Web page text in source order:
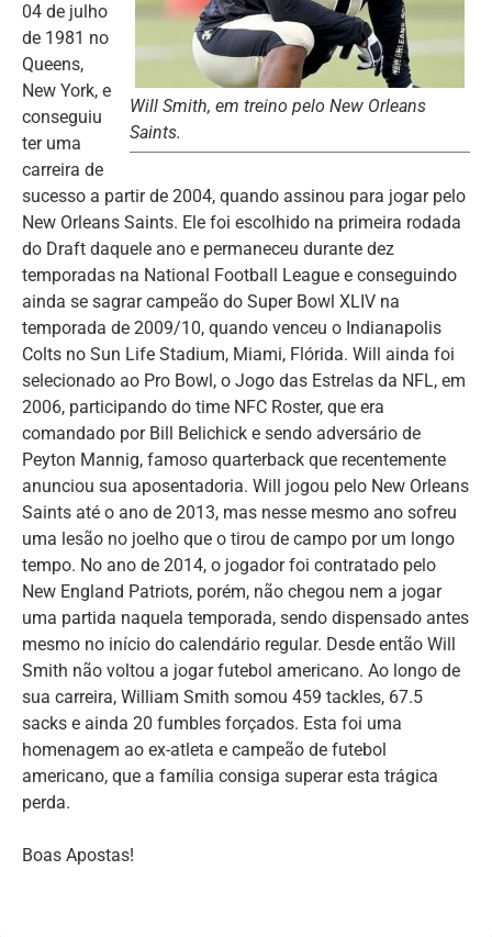
Will Smith, em treino pelo New Orleans
Saints.
04 de julho
de 1981 no
Queens,
New York, e
conseguiu
ter uma
carreira de
sucesso a partir de 2004, quando assinou para jogar pelo
New Orleans Saints. Ele foi escolhido na primeira rodada
do Draft daquele ano e permaneceu durante dez
temporadas na National Football League e conseguindo
ainda se sagrar campeão do Super Bowl XLIV na
temporada de 2009/10, quando venceu o Indianapolis
Colts no Sun Life Stadium, Miami, Flórida. Will ainda foi
selecionado ao Pro Bowl, o Jogo das Estrelas da NFL, em
2006, participando do time NFC Roster, que era
comandado por Bill Belichick e sendo adversário de
Peyton Mannig, famoso quarterback que recentemente
anunciou sua aposentadoria. Will jogou pelo New Orleans
Saints até o ano de 2013, mas nesse mesmo ano sofreu
uma lesão no joelho que o tirou de campo por um longo
tempo. No ano de 2014, o jogador foi contratado pelo
New England Patriots, porém, não chegou nem a jogar
uma partida naquela temporada, sendo dispensado antes
mesmo no início do calendário regular. Desde então Will
Smith não voltou a jogar futebol americano. Ao longo de
sua carreira, William Smith somou 459 tackles, 67.5
sacks e ainda 20 fumbles forçados. Esta foi uma
homenagem ao ex-atleta e campeão de futebol
americano, que a família consiga superar esta trágica
perda.
Boas Apostas!